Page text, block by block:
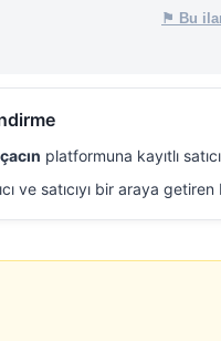
⚑ Bu
platformuna kayıtlı
ve satıcıyı bir araya